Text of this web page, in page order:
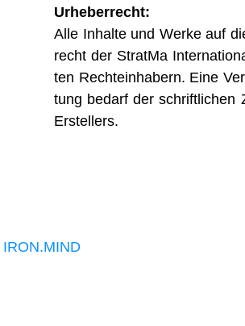
Urhe­ber­recht:
Alle Inhalte und Werke auf
recht der StratMa
ten Rech­te­inha­bern. Eine
tung bedarf der schrift­li­chen
Erstel­lers.
IRON.MIND